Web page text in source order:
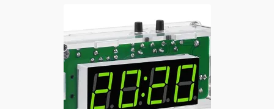
Kreatív Fejlődés és Tanulás: Miért jók az építőkészletek a 3-4 éves gyerekek